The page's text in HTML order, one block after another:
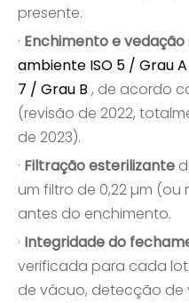
presente.
· Enchimento e vedação
ambiente ISO 5 / Grau
7 / Grau B , de acordo
(revisão de 2022,
de 2023).
· Filtração esterilizante
um filtro de 0,22 µm
antes do enchimento.
· Integridade do
verificada para cada
de vácuo, detecção